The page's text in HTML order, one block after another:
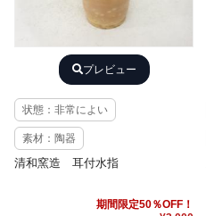
プレビュー
状態：非常によい
素材：陶器
清和窯造 耳付水指
期間限定50％OFF！